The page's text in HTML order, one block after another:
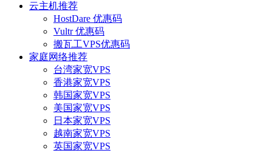
云主机推荐
HostDare 优惠码
Vultr 优惠码
搬瓦工VPS优惠码
家庭网络推荐
台湾家宽VPS
香港家宽VPS
韩国家宽VPS
美国家宽VPS
日本家宽VPS
越南家宽VPS
英国家宽VPS